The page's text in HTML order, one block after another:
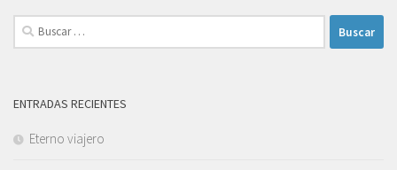
Buscar:
ENTRADAS RECIENTES
Eterno viajero